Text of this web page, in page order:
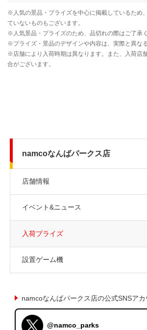
namcoなんばパークス店
店舗情報
イベント&ニュース
入荷プライズ
設置ゲーム機
namcoなんばパークス店の公式SNSアカ
@namco_parks